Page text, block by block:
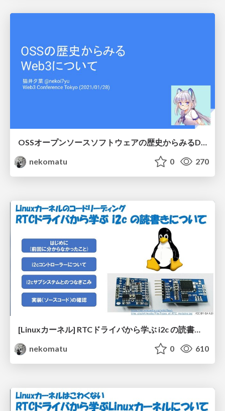
nekomatu
0 270
[Linuxカーネル] RTCドライバから学ぶ i2c の読書きについて
nekomatu
0 610